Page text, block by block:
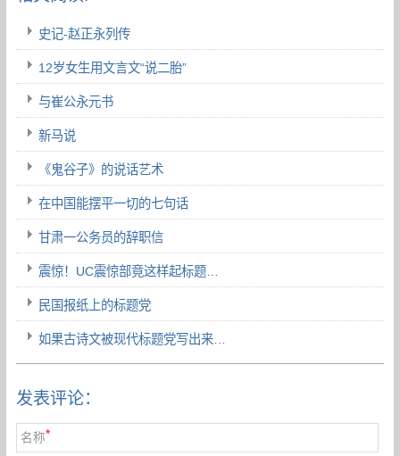
史记-赵正永列传
12岁女生用文言文“说二胎”
与崔公永元书
新马说
《鬼谷子》的说话艺术
在中国能摆平一切的七句话
甘肃一公务员的辞职信
震惊！UC震惊部竟这样起标题…
民国报纸上的标题党
如果古诗文被现代标题党写出来…
发表评论：
名称*